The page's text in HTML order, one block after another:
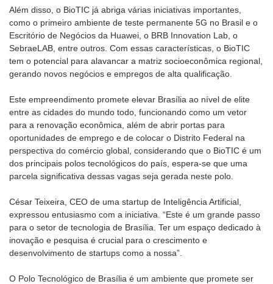
Além disso, o BioTIC já abriga várias iniciativas importantes,
como o primeiro ambiente de teste permanente 5G no Brasil e o
Escritório de Negócios da Huawei, o BRB Innovation Lab, o
SebraeLAB, entre outros. Com essas características, o BioTIC
tem o potencial para alavancar a matriz socioeconômica regional,
gerando novos negócios e empregos de alta qualificação.
Este empreendimento promete elevar Brasília ao nível de elite
entre as cidades do mundo todo, funcionando como um vetor
para a renovação econômica, além de abrir portas para
oportunidades de emprego e de colocar o Distrito Federal na
perspectiva do comércio global, considerando que o BioTIC é um
dos principais polos tecnológicos do país, espera-se que uma
parcela significativa dessas vagas seja gerada neste polo.
César Teixeira, CEO de uma startup de Inteligência Artificial,
expressou entusiasmo com a iniciativa. “Este é um grande passo
para o setor de tecnologia de Brasília. Ter um espaço dedicado à
inovação e pesquisa é crucial para o crescimento e
desenvolvimento de startups como a nossa”.
O Polo Tecnológico de Brasília é um ambiente que promete ser